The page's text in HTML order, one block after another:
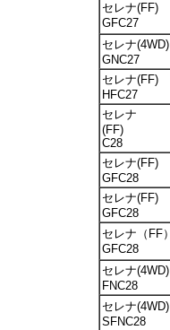
セレナ(FF)
GFC27
セレナ(4WD)
GNC27
セレナ(FF)
HFC27
セレナ
(FF)
C28
セレナ(FF)
GFC28
セレナ(FF)
GFC28
セレナ（FF）
GFC28
セレナ(4WD)
FNC28
セレナ(4WD)
SFNC28